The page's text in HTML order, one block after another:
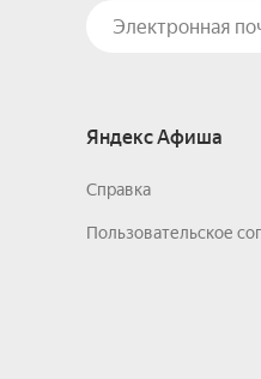
Яндекс Афиша
Справка
Пользовательское